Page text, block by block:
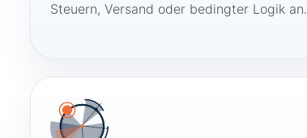
Steuern, Versand oder bedingter Logik an.